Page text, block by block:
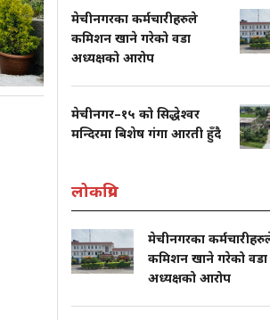
मेचीनगरका कर्मचारीहरुले
कमिशन खाने गरेको वडा
अध्यक्षको आरोप
मेचीनगर–१५ को सिद्धेश्वर
मन्दिरमा बिशेष गंगा आरती हुँदै
लोकप्रिय
मेचीनगरका
कमिशन खाने गरेको वडा
अध्यक्षको आरोप